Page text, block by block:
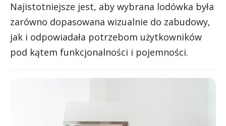
Najistotniejsze jest, aby wybrana lodówka była
zarówno dopasowana wizualnie do zabudowy,
jak i odpowiadała potrzebom użytkowników
pod kątem funkcjonalności i pojemności.